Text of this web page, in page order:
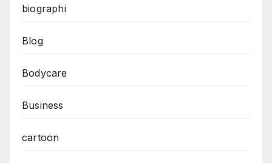
biographi
Blog
Bodycare
Business
cartoon